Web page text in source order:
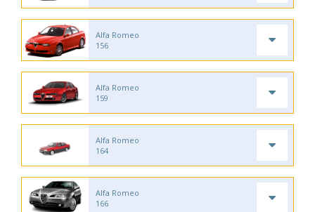
Alfa Romeo
156
Alfa Romeo
159
Alfa Romeo
164
Alfa Romeo
166